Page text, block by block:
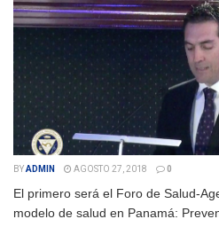
BYADMIN AGOSTO 27, 2018 0
El primero será el Foro de Salud-
modelo de salud en Panamá: